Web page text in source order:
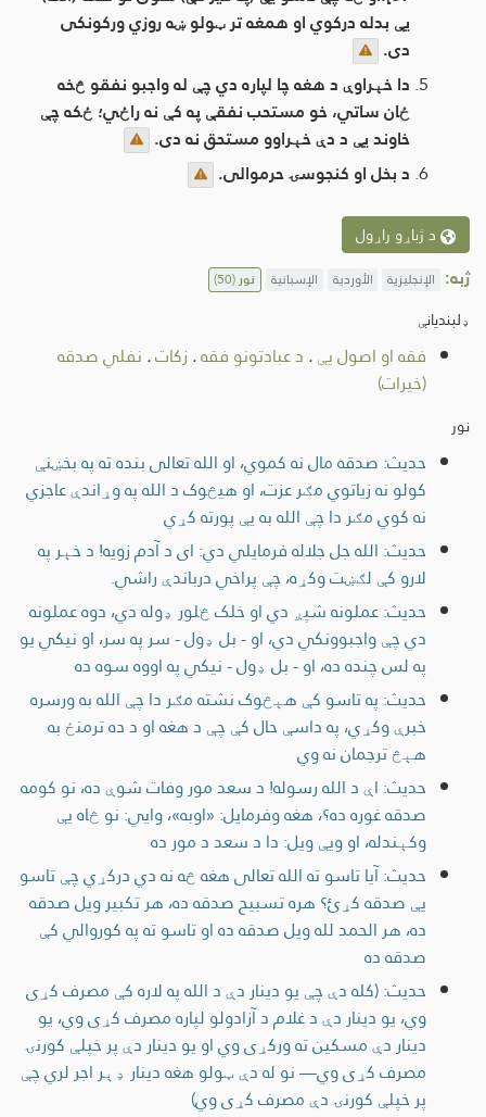
يې بدله دركوي او همغه تر ټولو ښه روزي وركونكى
دى.
دا خېراوې د هغه چا لپاره دي چې له واجبو نفقو څخه
ځان ساتي، خو مستحب نفقې په کې نه راځي؛ ځکه چې
خاوند یې د دې خېراوو مستحق نه دی.
د بخل او کنجوسۍ حرموالی.
د ژباړو راړول
ژبه: الإنجليزية الأوردية الإسبانية نور(50)
ډلبندیانې
فقه او اصول یې. د عبادتونو فقه. زکات. نفلي صدقه
(خیرات)
نور
حدیث: صدقه مال نه کموي، او الله تعالی بنده ته په بخښنې
کولو نه زیاتوي مګر عزت، او هيڅوک د الله په وړاندې عاجزي
نه کوي مګر دا چې الله به یې پورته کړي
حدیث: الله جل جلاله فرمایلي دي: ای د آدم زویه! د خېر په
لارو کې لګښت وکړه، چې پراخي درباندې راشي.
حدیث: عملونه شپږ دي او خلک څلور ډوله دي، دوه عملونه
دي چې واجبوونکي دي، او - بل ډول - سر په سر، او نیکي یو
په لس چنده ده، او - بل ډول - نیکي په اووه سوه ده
حدیث: په تاسو کې هېڅوک نشته مګر دا چې الله به ورسره
خبرې وکړي، په داسې حال کې چې د هغه او د ده ترمنځ به
هېڅ ترجمان نه وي
حدیث: اې د الله رسوله! د سعد مور وفات شوې ده، نو کومه
صدقه غوره ده؟، هغه وفرمایل: «اوبه»، وایي: نو څاه یې
وکېندله، او ویې ویل: دا د سعد د مور ده
حدیث: آیا تاسو ته الله تعالی هغه څه نه دي درکړي چې تاسو
یې صدقه کړئ؟ هره تسبیح صدقه ده، هر تکبیر ویل صدقه
ده، هر الحمد لله ویل صدقه ده او تاسو ته په کوروالي کې
صدقه ده
حدیث: (کله دې چې یو دینار دې د الله په لاره کې مصرف کړی
وي، یو دینار دې د غلام د آزادولو لپاره مصرف کړی وي، یو
دینار دې مسکین ته ورکړی وي او یو دینار دې پر خپلې کورنۍ
مصرف کړی وي— نو له دې ټولو هغه دینار ډېر اجر لري چې
پر خپلې کورنۍ دې مصرف کړی وي)